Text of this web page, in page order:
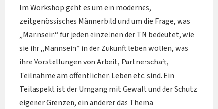
Im Workshop geht es um ein modernes,
zeitgenössisches Männerbild und um die Frage, was
„Mannsein“ für jeden einzelnen der TN bedeutet, wie
sie ihr „Mannsein“ in der Zukunft leben wollen, was
ihre Vorstellungen von Arbeit, Partnerschaft,
Teilnahme am öffentlichen Leben etc. sind. Ein
Teilaspekt ist der Umgang mit Gewalt und der Schutz
eigener Grenzen, ein anderer das Thema